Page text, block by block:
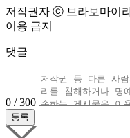
저작권자 ⓒ 브라보마이
이용 금지
댓글
0 / 300